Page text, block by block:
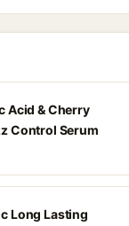
Acid & Cherry
Control Serum
Long Lasting